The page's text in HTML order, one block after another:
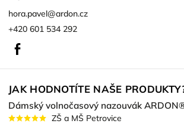
hora.pavel@ardon.cz
+420 601 534 292
JAK HODNOTÍTE NAŠE
Dámský volnočasový nazouvák
ZŠ a MŠ Petrovice